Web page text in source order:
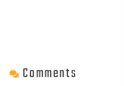
Comments